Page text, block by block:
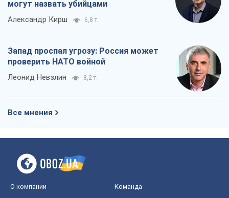
могут назвать убийцами
Александр Кирш 6,8 т.
Запад проспал угрозу: Россия может
проверить НАТО войной
Леонид Невзлин 8,2 т.
Все мнения
О компании Команда